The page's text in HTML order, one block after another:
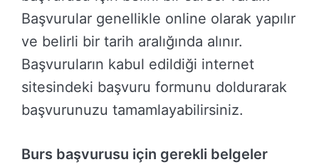
Başvurular genellikle online olarak yapılır
ve belirli bir tarih aralığında alınır.
Başvuruların kabul edildiği internet
sitesindeki başvuru formunu doldurarak
başvurunuzu tamamlayabilirsiniz.
Burs başvurusu için gerekli belgeler